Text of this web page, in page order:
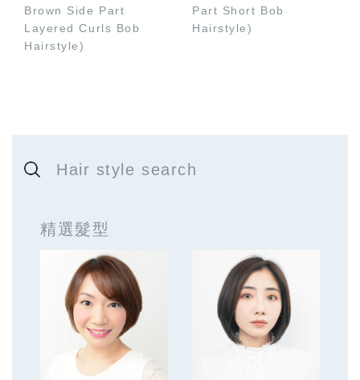
Brown Side Part
Layered Curls Bob
Hairstyle)
Part Short Bob
Hairstyle)
Hair style search
精選髮型